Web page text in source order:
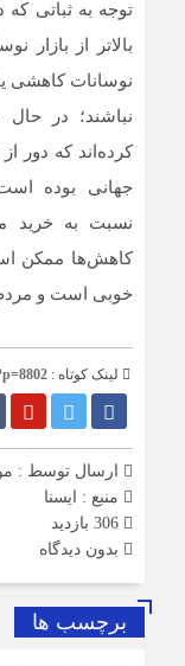
توجه به ثباتی
بالاتر از بازار
نوسانات کاهشی
نباشند؛ در
کرده‌اند که دور از
جهانی بوده
نسبت به خرید
کاهش‌ها ممکن
خوبی است و مردم
لینک کوتاه :
ارسال توسط :
منبع : ایسنا
بدون دیدگاه
برچسب ها